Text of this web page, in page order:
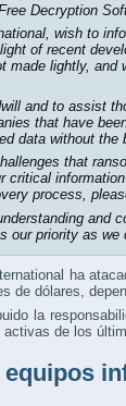
Decryption
wish to
of recent
made lightly,
and to assist
that have
data without the
that
critical
process,
and
our priority as we
ha
de dólares,
la
de los